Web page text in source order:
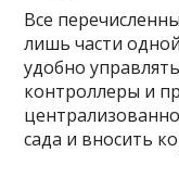
Все
лишь части
удобно
контроллеры и
сада и вносить